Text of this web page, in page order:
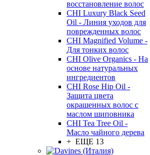
восстановление волос
CHI Luxury Black Seed
Oil - Линия уходов для
поврежденных волос
CHI Magnified Volume -
Для тонких волос
CHI Olive Organics - На
основе натуральных
ингредиентов
CHI Rose Hip Oil -
Защита цвета
окрашенных волос с
маслом шиповника
CHI Tea Tree Oil -
Масло чайного дерева
+ ЕЩЕ 13